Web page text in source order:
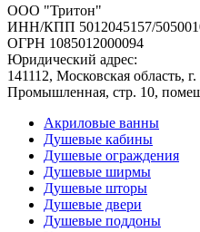
ООО "Тритон"
ИНН/КПП 5012045157/
ОГРН 1085012000094
Юридический адрес:
141112, Московская область,
Промышленная, стр. 10,
Акриловые ванны
Душевые кабины
Душевые ограждения
Душевые ширмы
Душевые шторы
Душевые двери
Душевые поддоны